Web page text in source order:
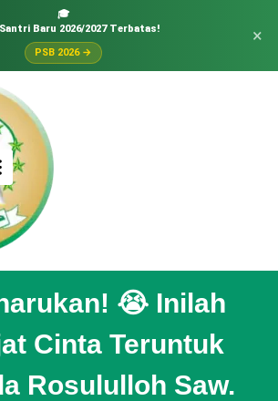
🎓
Baru 2026/2027 Terbatas!
PSB 2026 →
×
😭 Inilah
Cinta Teruntuk
Rosululloh Saw.